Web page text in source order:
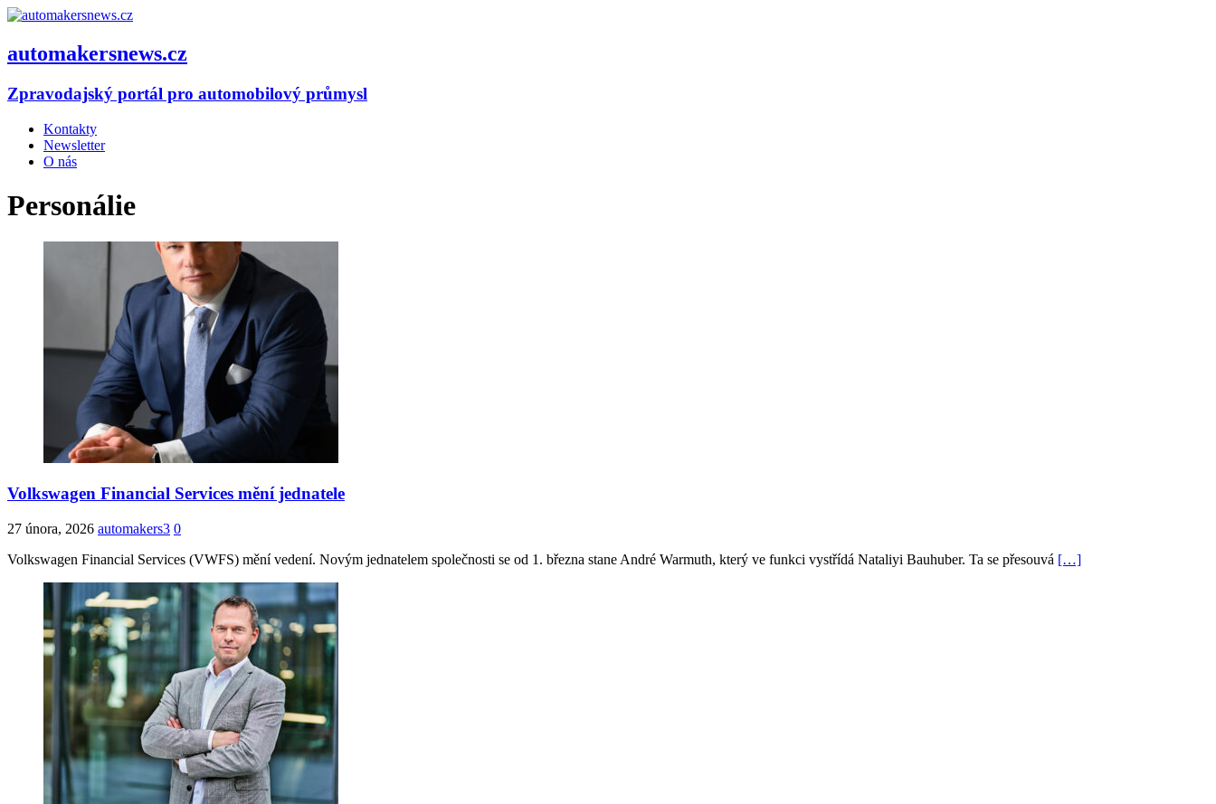
automakersnews.cz
Zpravodajský portál pro automobilový průmysl
Kontakty
Newsletter
O nás
Personálie
Volkswagen Financial Services mění jednatele
27 února, 2026 automakers3 0
Volkswagen Financial Services (VWFS) mění vedení. Novým jednatelem společnosti se od 1. března stane André Warmuth, který ve funkci vystřídá Nataliyi Bauhuber. Ta se přesouvá […]